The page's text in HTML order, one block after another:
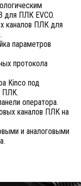
для ПЛК EVCO.
каналов ПЛК для
параметров
протокола
Kinco под
ПЛК.
оператора.
каналов ПЛК на
и аналоговыми